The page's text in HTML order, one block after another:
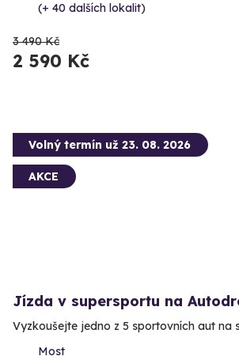
(+ 40 dalších lokalit)
3 490 Kč
2 590 Kč
Volný termín už 23. 08. 2026
AKCE
Jízda v supersportu na
Vyzkoušejte jedno z 5 sportovních aut na
Most